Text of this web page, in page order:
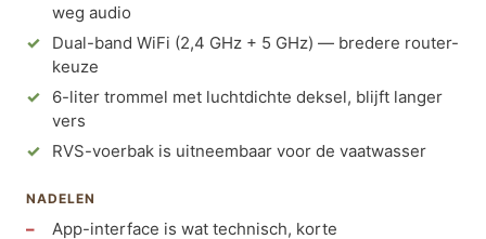
weg audio
Dual-band WiFi (2,4 GHz + 5 GHz) — bredere router-
keuze
6-liter trommel met luchtdichte deksel, blijft langer
vers
RVS-voerbak is uitneembaar voor de vaatwasser
NADELEN
App-interface is wat technisch, korte